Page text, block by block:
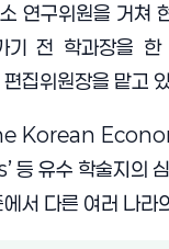
연구위원을 거쳐
기 전 학과장을
집위원장을 맡고
Korean
등 유수 학술지의
서 다른 여러 나라